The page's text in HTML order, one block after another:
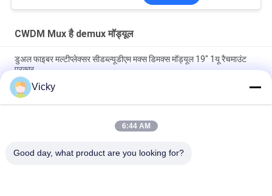
CWDM Mux है demux मॉड्यूल
डुअल फाइबर मल्टीप्लेक्सर सीडब्ल्यूडीएम मक्स डिमक्स मॉड्यूल 19" 1यू रैचमाउंट
प्रकार
FWDM फ़िल्टर मिनी ABS बॉक्स TX1550 RX 1310nm 1490nm SC UPC
SC APC
अल्ट्रा-लो लॉस के साथ कस्टमाइज़ेबल 8 चैनल मिनी स्मॉल CWDM Mux Demux
Vicky
6:44 AM
Good day, what product are you looking for?